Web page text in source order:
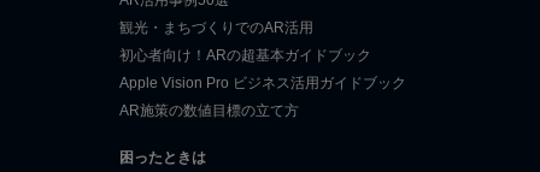
観光・まちづくりでのAR活用
初心者向け！ARの超基本ガイドブック
Apple Vision Pro ビジネス活用ガイドブック
AR施策の数値目標の立て方
困ったときは